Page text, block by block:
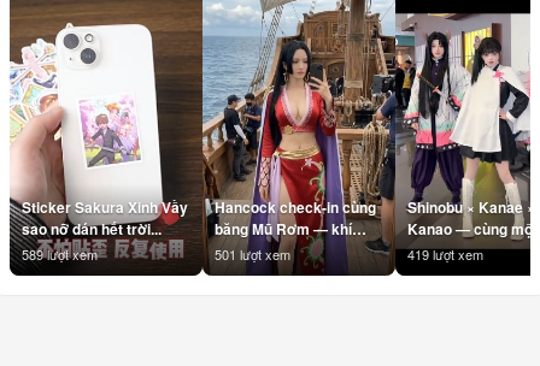
Sticker Sakura Xinh Vầy
sao nỡ dán hết trời...
589 lượt xem
Hancock check-in cùng
băng Mũ Rơm — khí
chất Nữ Hoàng là không
cần filter 👑
501 lượt xem
Shinobu × Kanae ×
Kanao — cùng một
#Shinobu #Kanae
#Kanao
419 lượt xem